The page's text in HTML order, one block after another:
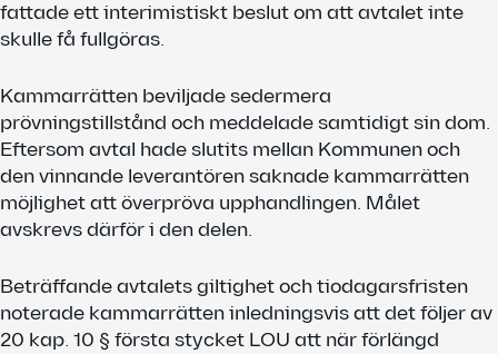
fattade ett interimistiskt beslut om att avtalet inte
skulle få fullgöras.
Kammarrätten beviljade sedermera
prövningstillstånd och meddelade samtidigt sin dom.
Eftersom avtal hade slutits mellan Kommunen och
den vinnande leverantören saknade kammarrätten
möjlighet att överpröva upphandlingen. Målet
avskrevs därför i den delen.
Beträffande avtalets giltighet och tiodagarsfristen
noterade kammarrätten inledningsvis att det följer av
20 kap. 10 § första stycket LOU att när förlängd